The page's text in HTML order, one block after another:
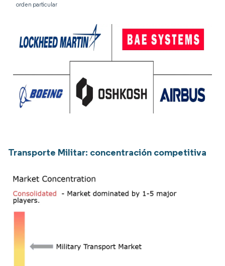
orden particular
Transporte Militar: concentración competitiva